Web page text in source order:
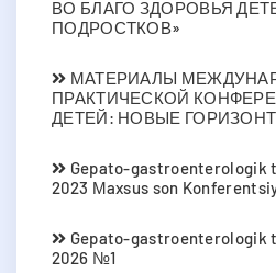
ВО БЛАГО ЗДОРОВЬЯ
ПОДРОСТКОВ»
МАТЕРИАЛЫ
ПРАКТИЧЕСКОЙ
ДЕТЕЙ: НОВЫЕ
Gepato-gastroenterologik
2023 Мaxsus son
Gepato-gastroenterologik
2026 №1